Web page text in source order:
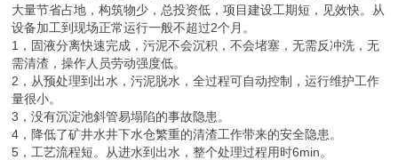
大量节省占地，构筑物少，总投资低，项目建设工期短，见效快。从
设备加工到现场正常运行一般不超过2个月。
1，固液分离快速完成，污泥不会沉积，不会堵塞，无需反冲洗，无
需清渣，操作人员劳动强度低。
2，从预处理到出水，污泥脱水，全过程可自动控制，运行维护工作
量很小。
3，没有沉淀池斜管易塌陷的事故隐患。
4，降低了矿井水井下水仓繁重的清渣工作带来的安全隐患。
5，工艺流程短。从进水到出水，整个处理过程用时6min。